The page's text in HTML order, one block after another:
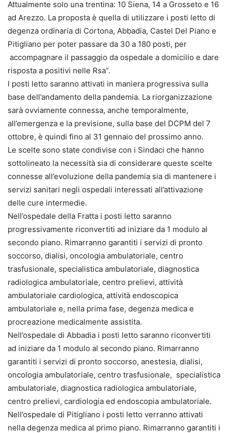
Attualmente solo una trentina: 10 Siena, 14 a Grosseto e 16
ad Arezzo. La proposta è quella di utilizzare i posti letto di
degenza ordinaria di Cortona, Abbadia, Castel Del Piano e
Pitigliano per poter passare da 30 a 180 posti, per
accompagnare il passaggio da ospedale a domicilio e dare
risposta a positivi nelle Rsa”.
I posti letto saranno attivati in maniera progressiva sulla
base dell’andamento della pandemia. La riorganizzazione
sarà ovviamente connessa, anche temporalmente,
all’emergenza e la previsione, sulla base del DCPM del 7
ottobre, è quindi fino al 31 gennaio del prossimo anno.
Le scelte sono state condivise con i Sindaci che hanno
sottolineato la necessità sia di considerare queste scelte
connesse all’evoluzione della pandemia sia di mantenere i
servizi sanitari negli ospedali interessati all’attivazione
delle cure intermedie.
Nell’ospedale della Fratta i posti letto saranno
progressivamente riconvertiti ad iniziare da 1 modulo al
secondo piano. Rimarranno garantiti i servizi di pronto
soccorso, dialisi, oncologia ambulatoriale, centro
trasfusionale, specialistica ambulatoriale, diagnostica
radiologica ambulatoriale, centro prelievi, attività
ambulatoriale cardiologica, attività endoscopica
ambulatoriale e, nella prima fase, degenza medica e
procreazione medicalmente assistita.
Nell’ospedale di Abbadia i posti letto saranno riconvertiti
ad iniziare da 1 modulo al secondo piano. Rimarranno
garantiti i servizi di pronto soccorso, anestesia, dialisi,
oncologia ambulatoriale, centro trasfusionale, specialistica
ambulatoriale, diagnostica radiologica ambulatoriale,
centro prelievi, cardiologia ed endoscopia ambulatoriale.
Nell’ospedale di Pitigliano i posti letto verranno attivati
nella degenza medica al primo piano. Rimarranno garantiti i